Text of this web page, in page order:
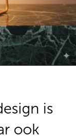
is
ook